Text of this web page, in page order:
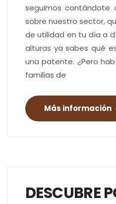
seguimos contándote
sobre nuestro sector,
de utilidad en tu día a
alturas ya sabes qué
una patente. ¿Pero
familias de
Más información
DESCUBRE